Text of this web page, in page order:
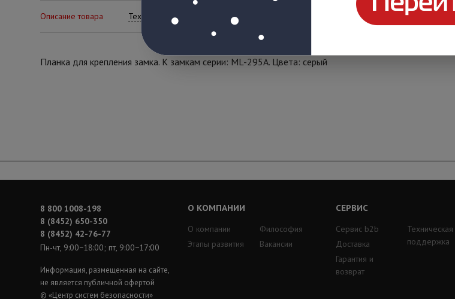
Описание товара Технические характеристики
Планка для крепления замка. К замкам серии: ML-295A. Цвета: серый
8 800 1008-198
8 (8452) 650-350
8 (8452) 42-76-77
Пн-чт, 9:00−18:00; пт, 9:00−17:00
Информация, размещенная на сайте,
не является публичной офертой
© «Центр систем безопасности»
О КОМПАНИИ
О компании
Этапы развития
Философия
Вакансии
СЕРВИС
Сервис b2b
Доставка
Гарантия и
возврат
Техническая
поддержка